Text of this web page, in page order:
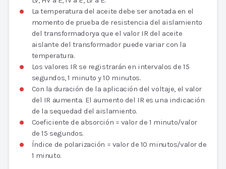
La temperatura del aceite debe ser anotada en el
momento de prueba de resistencia del aislamiento
del transformadorya que el valor IR del aceite
aislante del transformador puede variar con la
temperatura.
Los valores IR se registrarán en intervalos de 15
segundos, 1 minuto y 10 minutos.
Con la duración de la aplicación del voltaje, el valor
del IR aumenta. El aumento del IR es una indicación
de la sequedad del aislamiento.
Coeficiente de absorción = valor de 1 minuto/valor
de 15 segundos.
Índice de polarización = valor de 10 minutos/valor de
1 minuto.